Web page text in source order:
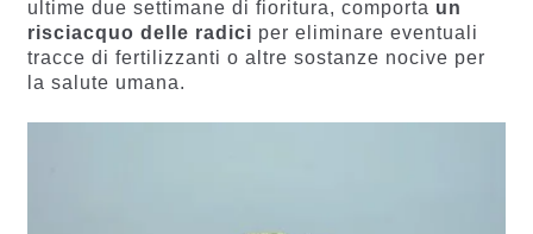
ultime due settimane di fioritura, comporta un
risciacquo delle radici per eliminare eventuali
tracce di fertilizzanti o altre sostanze nocive per
la salute umana.